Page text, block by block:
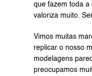
que fazem toda a
valoriza muito.
Vimos muitas
replicar o nosso
modelagens
preocupamos